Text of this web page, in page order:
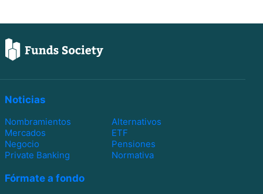
Noticias
Nombramientos
Alternativos
Mercados
ETF
Negocio
Pensiones
Private Banking
Normativa
Fórmate a fondo